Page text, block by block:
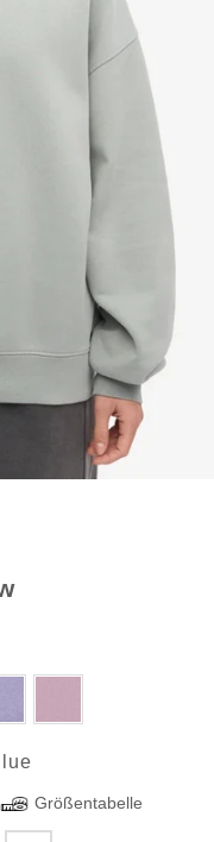
123
Element 4
Element 5
zu Element 6
Farbe
Größentabelle